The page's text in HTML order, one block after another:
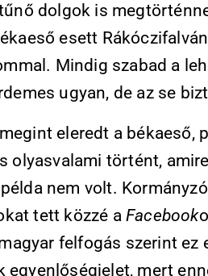
dolgok is
esett
Mindig szabad a
ugyan, de az se
eleredt a békaeső,
olyasvalami történt, amire
nem volt.
tett közzé aFacebook
felfogás szerint ez
egyenlőségjelet, mert